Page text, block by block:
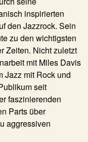
inspirierten
den Jazzrock. Sein
zu den wichtigsten
Zeiten. Nicht zuletzt
mit Miles Davis
Jazz mit Rock und
seit
faszinierenden
Parts über
aggressiven